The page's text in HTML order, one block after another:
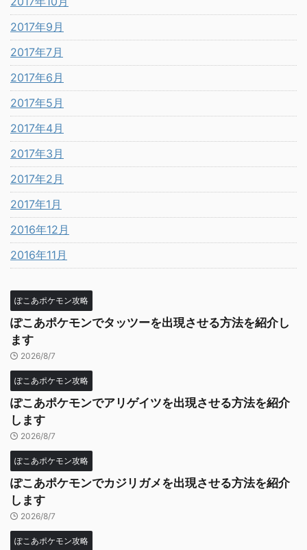
2017年9月
2017年7月
2017年6月
2017年5月
2017年4月
2017年3月
2017年2月
2017年1月
2016年12月
2016年11月
ぽこあポケモン攻略
ぽこあポケモンでタッツーを出現させる方法を紹介し
ます
2026/8/7
ぽこあポケモン攻略
ぽこあポケモンでアリゲイツを出現させる方法を紹介
します
2026/8/7
ぽこあポケモン攻略
ぽこあポケモンでカジリガメを出現させる方法を紹介
します
2026/8/7
ぽこあポケモン攻略